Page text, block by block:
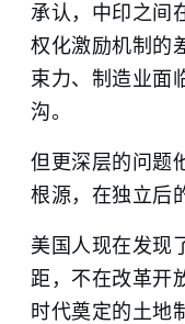
承认，中印之间
权化激励机制的
束力、制造业面
沟。
但更深层的问
根源，在独立后
美国人现在发现
距，不在改革开
时代奠定的土地